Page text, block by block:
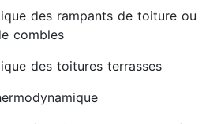
des rampants de toiture ou
combles
des toitures terrasses